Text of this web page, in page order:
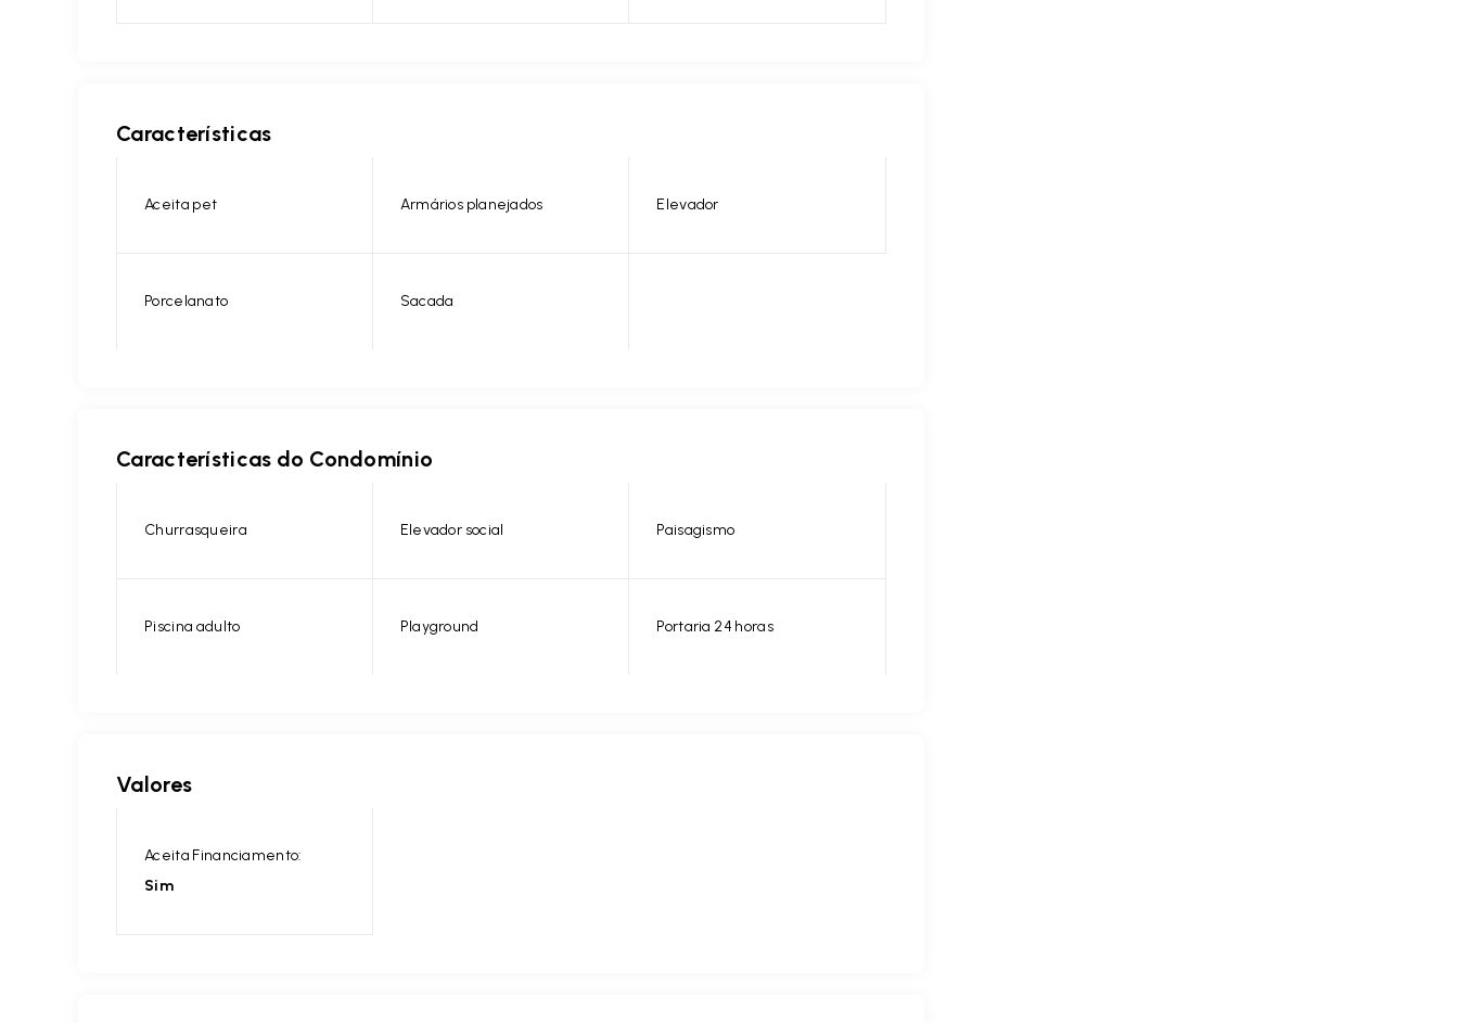
Características
Aceita pet Armários planejados Elevador
Porcelanato Sacada
Características do Condomínio
Churrasqueira Elevador social Paisagismo
Piscina adulto Playground Portaria 24 horas
Valores
Aceita Financiamento:
Sim